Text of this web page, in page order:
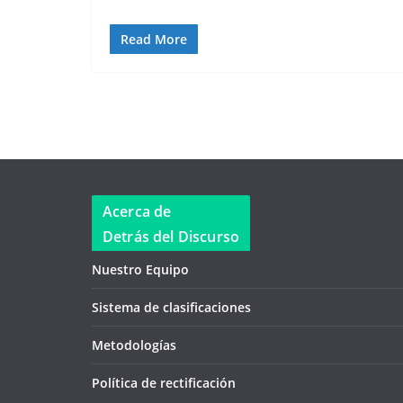
Read More
Acerca de
Detrás del Discurso
Nuestro Equipo
Sistema de clasificaciones
Metodologías
Política de rectificación